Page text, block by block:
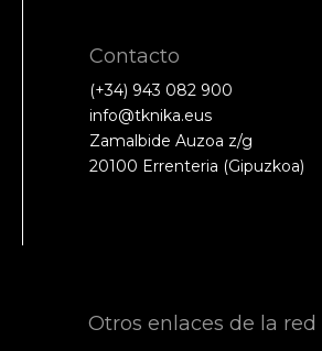
Contacto
(+34) 943 082 900
info@tknika.eus
Zamalbide Auzoa z/g
20100 Errenteria (Gipuzkoa)
Otros enlaces de la red